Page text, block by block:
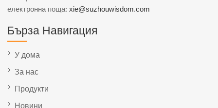
електронна поща: xie@suzhouwisdom.com
Бърза Навигация
У дома
За нас
Продукти
Новини